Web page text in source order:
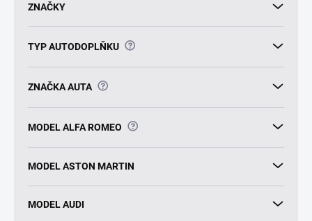
ZNAČKY
TYP AUTODOPLŇKU ?
ZNAČKA AUTA ?
MODEL ALFA ROMEO ?
MODEL ASTON MARTIN
MODEL AUDI